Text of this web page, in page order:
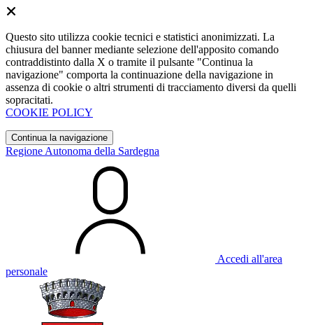
Questo sito utilizza cookie tecnici e statistici anonimizzati. La
chiusura del banner mediante selezione dell'apposito comando
contraddistinto dalla X o tramite il pulsante "Continua la
navigazione" comporta la continuazione della navigazione in
assenza di cookie o altri strumenti di tracciamento diversi da quelli
sopracitati.
COOKIE POLICY
Continua la navigazione
Regione Autonoma della Sardegna
Accedi all'area
personale